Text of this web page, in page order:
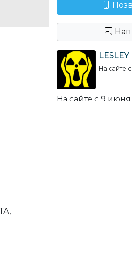
LESLEY
На сайте
На сайте с 9 июня